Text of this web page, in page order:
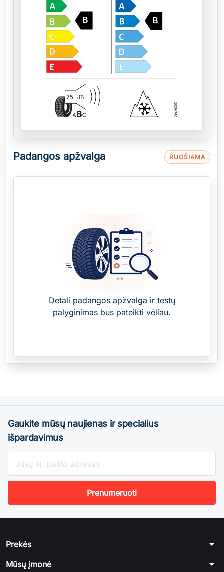
B B
75 dB
Padangos apžvalga RUOŠIAMA
Detali padangos apžvalga ir testų
palyginimas bus pateikti vėliau.
Gaukite mūsų naujienas ir specialius
išpardavimus
Prekės arrow_drop_down
Mūsų įmonė arrow_drop_down